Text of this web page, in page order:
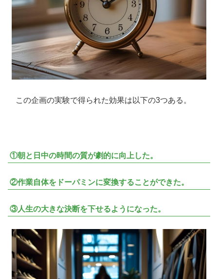
この企画の実験で得られた効果は以下の3つある。
①朝と日中の時間の質が劇的に向上した。
②作業自体をドーパミンに変換することができた。
③人生の大きな決断を下せるようになった。